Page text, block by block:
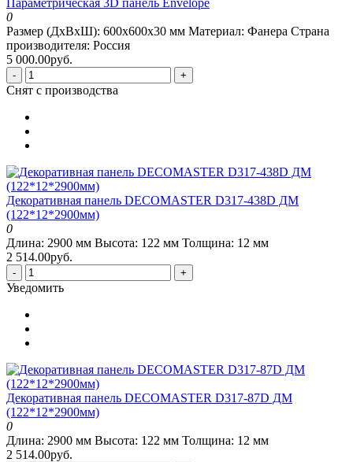
0
Размер (ДхВхШ): 600х600х30 мм Материал: Фанера Страна
производителя: Россия
5 000.00руб.
- +
Снят с производства
Декоративная панель DECOMASTER D317-438D ДМ
(122*12*2900мм)
0
Длина: 2900 мм Высота: 122 мм Толщина: 12 мм
2 514.00руб.
- +
Уведомить
Декоративная панель DECOMASTER D317-87D ДМ
(122*12*2900мм)
0
Длина: 2900 мм Высота: 122 мм Толщина: 12 мм
2 514.00руб.